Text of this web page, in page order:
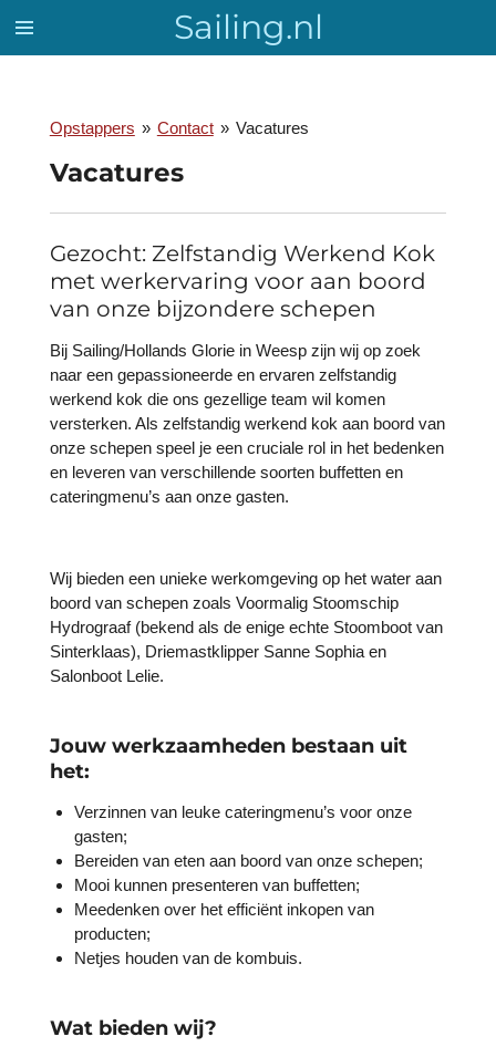
Ga
hoofdinhoud
Sailing.nl
Opstappers » Contact » Vacatures
Vacatures
Gezocht: Zelfstandig Werkend Kok
met werkervaring voor aan boord
van onze bijzondere schepen
Bij Sailing/Hollands Glorie in Weesp zijn wij op zoek
naar een gepassioneerde en ervaren zelfstandig
werkend kok die ons gezellige team wil komen
versterken. Als zelfstandig werkend kok aan boord van
onze schepen speel je een cruciale rol in het bedenken
en leveren van verschillende soorten buffetten en
cateringmenu’s aan onze gasten.
Wij bieden een unieke werkomgeving op het water aan
boord van schepen zoals Voormalig Stoomschip
Hydrograaf (bekend als de enige echte Stoomboot van
Sinterklaas), Driemastklipper Sanne Sophia en
Salonboot Lelie.
Jouw werkzaamheden bestaan uit
het:
Verzinnen van leuke cateringmenu’s voor onze
gasten;
Bereiden van eten aan boord van onze schepen;
Mooi kunnen presenteren van buffetten;
Meedenken over het efficiënt inkopen van
producten;
Netjes houden van de kombuis.
Wat bieden wij?